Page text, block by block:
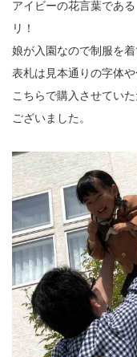
アイビーの花言葉であ
リ！
娘が入園なので制服を
表札は見本通りの字体や
こちらで購入させてい
ございました。